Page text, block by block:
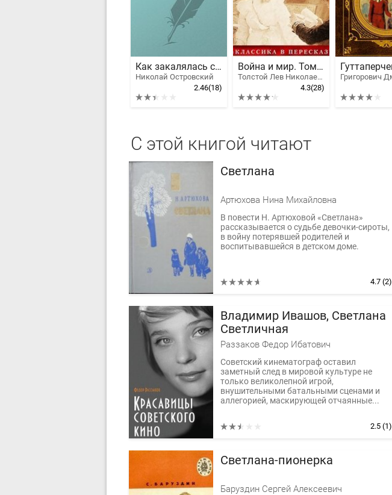
Как закалялась сталь
Николай Островский
2.46(18)
Война и мир. Тома 1 и 2
Толстой Лев Николаевич
4.3(28)
С этой книгой читают
Светлана
Артюхова Нина Михайловна
В повести Н. Артюховой «Светлана»
рассказывается о судьбе девочки-сироты,
в войну потерявшей родителей и
воспитывавшейся в детском доме.
4.7 (2)
Владимир Ивашов, Светлана
Светличная
Раззаков Федор Ибатович
Советский кинематограф оставил
заметный след в мировой культуре не
только великолепной игрой,
внушительными батальными сценами и
аллегорией, маскирующей отчаянные...
2.5 (1)
Светлана-пионерка
Баруздин Сергей Алексеевич